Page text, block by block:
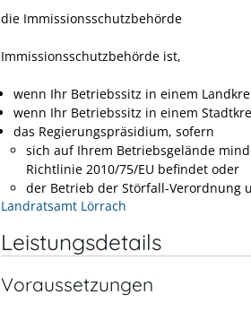
die Immissionsschutzbehörde
Immissionsschutzbehörde ist,
wenn Ihr Betriebssitz in einem
wenn Ihr Betriebssitz in einem
das Regierungspräsidium, sofern
sich auf Ihrem Betriebsgelände
Richtlinie 2010/75/EU befindet oder
der Betrieb der Störfall-Verordnung
Landratsamt Lörrach
Leistungsdetails
Voraussetzungen